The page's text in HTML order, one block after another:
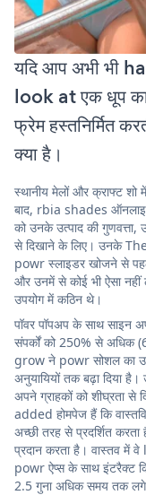
यदि आप अभी भी
look at एक धूप
फ्रेम हस्तनिर्मित
क्या है।
स्थानीय मेलों और क्राफ्ट
बाद, rbia shades
को उनके उत्पाद की
से दिखाने के लिए। उनके The
powr स्लाइडर खोजने से
और उनमें से कोई भी ऐसा
उपयोग में कठिन थे।
पॉवर पॉपअप के साथ
संपर्कों को 250% से अधिक
grow ने powr सोशल का
अनुयायियों तक बढ़ा दिया
अपने ग्राहकों को शीघ्रता
added होमपेज हैं कि
अच्छी तरह से प्रदर्शित
प्रदान करता है। वास्तव में
powr ऐप्स के साथ इंटरैक्ट
2.5 गुना अधिक समय तक